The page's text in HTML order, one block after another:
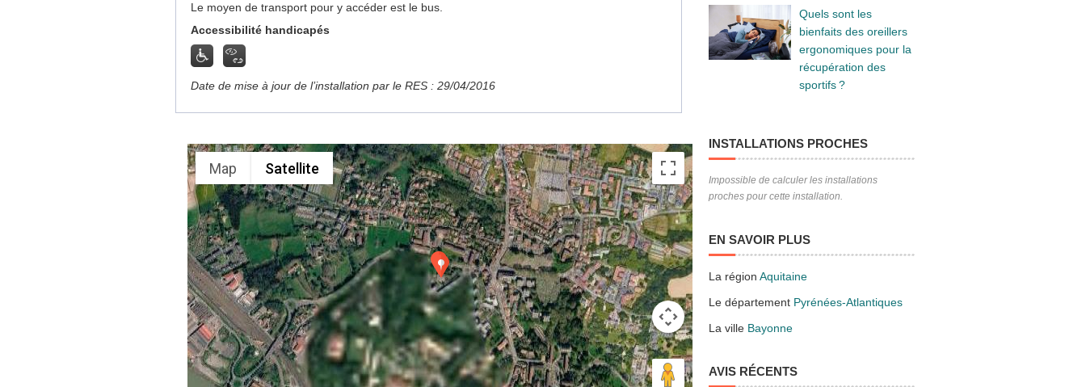
Le moyen de transport pour y accéder est le bus.
Accessibilité handicapés
Date de mise à jour de l’installation par le RES : 29/04/2016
Map Satellite
Quels sont les
bienfaits des oreillers
ergonomiques pour la
récupération des
sportifs ?
INSTALLATIONS PROCHES
Impossible de calculer les installations
proches pour cette installation.
EN SAVOIR PLUS
La région Aquitaine
Le département Pyrénées-Atlantiques
La ville Bayonne
AVIS RÉCENTS